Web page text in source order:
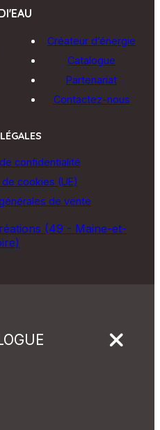
Créateur d’énergie
Catalogue
Partenariat
Contactez-nous
confidentialité
cookies (UE)
de vente
(49 - Maine-et-